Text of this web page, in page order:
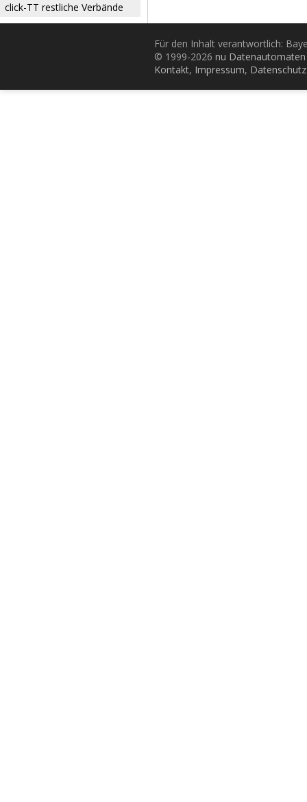
click-TT restliche Verbände
Für den Inhalt verantwortlich:
© 1999-2026 nu
Kontakt, Impressum, Datenschutz